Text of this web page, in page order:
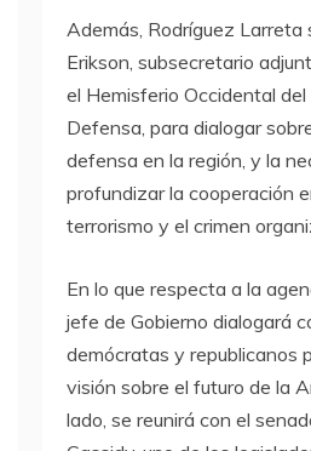
Además, Rodríguez Larreta
Erikson, subsecretario
el Hemisferio Occidental
Defensa, para dialogar
defensa en la región, y la
profundizar la cooperación
terrorismo y el crimen
En lo que respecta a la
jefe de Gobierno dialogará
demócratas y republicanos
visión sobre el futuro de la
lado, se reunirá con el